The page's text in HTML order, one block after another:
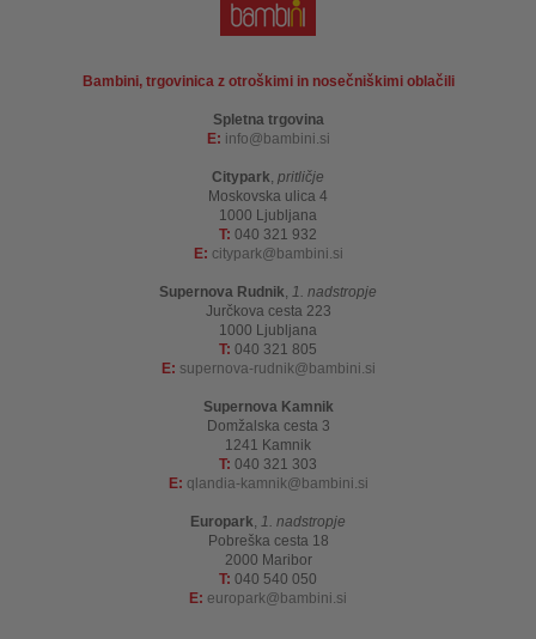
Bambini, trgovinica z otroškimi in nosečniškimi oblačili
Spletna trgovina
E: info bambini.si
Citypark, pritličje
Moskovska ulica 4
1000 Ljubljana
T: 040 321 932
E: citypark bambini.si
Supernova Rudnik, 1. nadstropje
Jurčkova cesta 223
1000 Ljubljana
T: 040 321 805
E: supernova-rudnik bambini.si
Supernova Kamnik
Domžalska cesta 3
1241 Kamnik
T: 040 321 303
E: qlandia-kamnik bambini.si
Europark, 1. nadstropje
Pobreška cesta 18
2000 Maribor
T: 040 540 050
E: europark bambini.si